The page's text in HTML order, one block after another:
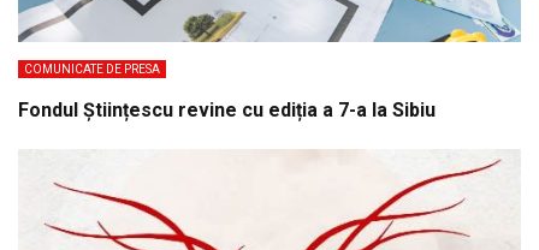
COMUNICATE DE PRESA
Fondul Științescu revine cu ediția a 7-a la Sibiu